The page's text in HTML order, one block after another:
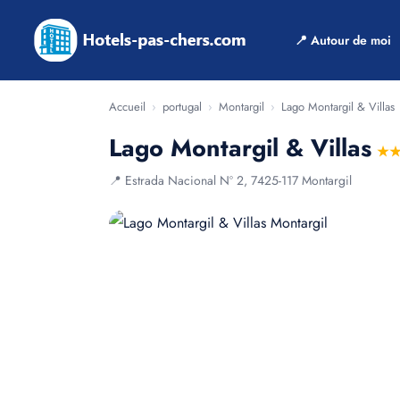
📍 Autour de moi
Accueil › portugal › Montargil › Lago Montargil & Villas
Lago Montargil & Villas
📍 Estrada Nacional Nº 2, 7425-117 Montargil